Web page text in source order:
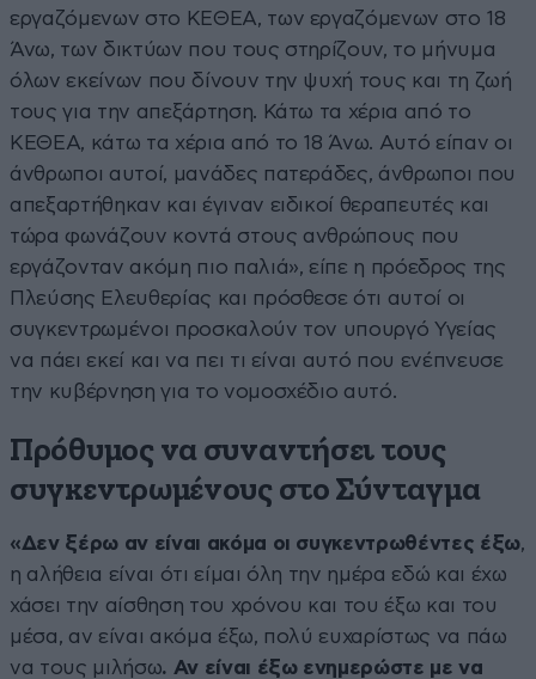
εργαζόμενων στο ΚΕΘΕΑ, των εργαζόμενων στο 18
Άνω, των δικτύων που τους στηρίζουν, το μήνυμα
όλων εκείνων που δίνουν την ψυχή τους και τη ζωή
τους για την απεξάρτηση. Κάτω τα χέρια από το
ΚΕΘΕΑ, κάτω τα χέρια από το 18 Άνω. Αυτό είπαν οι
άνθρωποι αυτοί, μανάδες πατεράδες, άνθρωποι που
απεξαρτήθηκαν και έγιναν ειδικοί θεραπευτές και
τώρα φωνάζουν κοντά στους ανθρώπους που
εργάζονταν ακόμη πιο παλιά», είπε η πρόεδρος της
Πλεύσης Ελευθερίας και πρόσθεσε ότι αυτοί οι
συγκεντρωμένοι προσκαλούν τον υπουργό Υγείας
να πάει εκεί και να πει τι είναι αυτό που ενέπνευσε
την κυβέρνηση για το νομοσχέδιο αυτό.
Πρόθυμος να συναντήσει τους
συγκεντρωμένους στο Σύνταγμα
«Δεν ξέρω αν είναι ακόμα οι συγκεντρωθέντες έξω,
η αλήθεια είναι ότι είμαι όλη την ημέρα εδώ και έχω
χάσει την αίσθηση του χρόνου και του έξω και του
μέσα, αν είναι ακόμα έξω, πολύ ευχαρίστως να πάω
να τους μιλήσω. Αν είναι έξω ενημερώστε με να